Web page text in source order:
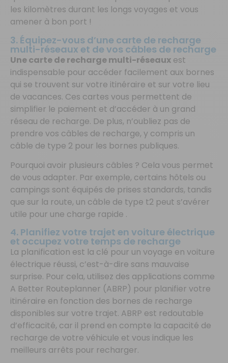
les kilomètres durant les longs voyages et vous
amener à bon port !
3. Équipez-vous d’une carte de recharge
multi-réseaux et de vos câbles de recharge
Une carte de recharge multi-réseaux est
indispensable pour accéder facilement aux bornes
qui se trouvent sur votre itinéraire et sur votre lieu
de vacances. Ces cartes vous permettent de
simplifier le paiement et d’accéder à un grand
réseau de recharge. De plus, n’oubliez pas de
prendre vos câbles de recharge, y compris un
câble de type 2 pour les bornes publiques.
Pourquoi avoir plusieurs câbles ? Cela vous permet
de vous adapter. Par exemple, certains hôtels ou
campings sont équipés de prises standards, tandis
que sur la route, un câble de type t2 peut s’avérer
utile pour une charge rapide .
4. Planifiez votre trajet en voiture électrique
et occupez votre temps de recharge
La planification est la clé pour un voyage en voiture
électrique réussi, c’est-à-dire sans mauvaise
surprise. Pour cela, utilisez des applications comme
A Better Routeplanner (ABRP) pour planifier votre
itinéraire en fonction des bornes de recharge
disponibles sur votre trajet. ABRP est redoutable
d’efficacité, car il prend en compte la capacité de
recharge de votre véhicule et vous indique les
meilleurs arrêts pour recharger.